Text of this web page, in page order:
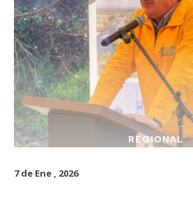
REGIONAL
7 de Ene , 2026